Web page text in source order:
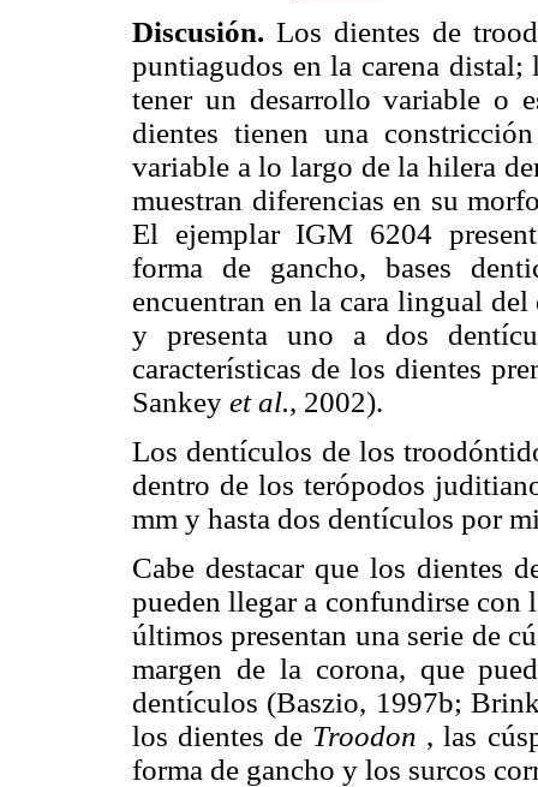
Discusión. Los dientes de
puntiagudos en la carena distal;
tener un desarrollo variable o
dientes tienen una
variable a lo largo de la hilera
muestran diferencias en su
El ejemplar IGM 6204
forma de gancho, bases
encuentran en la cara lingual
y presenta uno a dos
características de los dientes
Sankey et al., 2002).
Los dentículos de los
dentro de los terópodos
mm y hasta dos dentículos por
Cabe destacar que los dientes
pueden llegar a confundirse con
últimos presentan una serie de
margen de la corona, que
dentículos (Baszio, 1997b;
los dientes de Troodon , las
forma de gancho y los surcos